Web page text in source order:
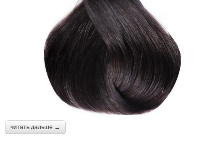
читать дальше →